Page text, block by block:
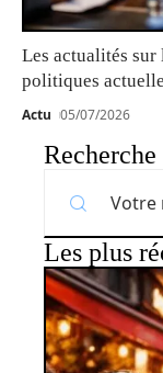
Les actualités sur
politiques
Actu 05/07/2026
Recherche
Les plus